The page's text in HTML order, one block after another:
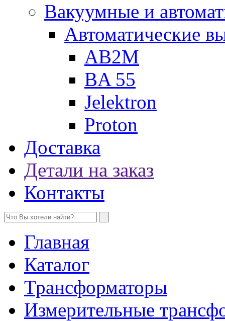
Вакуумные и
Автоматические
AB2M
BA 55
Jelektron
Proton
Доставка
Детали на заказ
Контакты
Главная
Каталог
Трансформаторы
Измерительные